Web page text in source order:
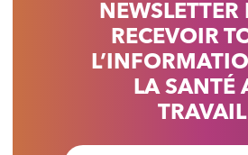
NEWSLETTER
RECEVOIR
LA SANTÉ
TRAVAIL